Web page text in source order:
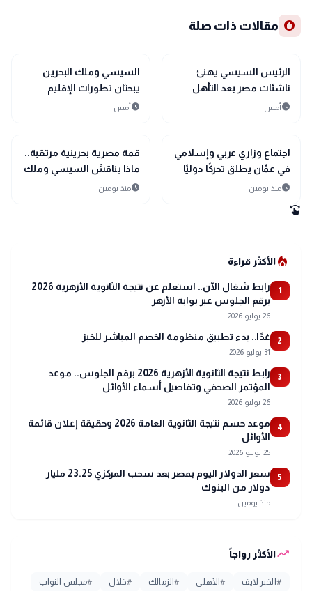
recommend مقالات ذات صلة
sports_soccer
رياضة
الرئيس السيسي يهنئ
ناشئات مصر بعد التأهل
التاريخي إلى نصف نهائي
scheduleأمس
bolt
عاجل
السيسي وملك البحرين
يبحثان تطورات الإقليم
ويؤكدان أولوية الحلول
scheduleأمس
bolt
عاجل
اجتماع وزاري عربي وإسلامي
في عمّان يطلق تحركًا دوليًا
لحماية القدس ومقدساتها
scheduleمنذ يومين
bolt
عاجل
قمة مصرية بحرينية مرتقبة..
ماذا يناقش السيسي وملك
البحرين؟
scheduleمنذ يومين
swipe
local_fire_departmentالأكثر قراءة
1
رابط شغال الآن.. استعلم عن نتيجة الثانوية الأزهرية 2026
برقم الجلوس عبر بوابة الأزهر
26 يوليو 2026
2 غدًا.. بدء تطبيق منظومة الخصم المباشر للخبز
31 يوليو 2026
3
رابط نتيجة الثانوية الأزهرية 2026 برقم الجلوس.. موعد
المؤتمر الصحفي وتفاصيل أسماء الأوائل
26 يوليو 2026
4
موعد حسم نتيجة الثانوية العامة 2026 وحقيقة إعلان قائمة
الأوائل
25 يوليو 2026
5
سعر الدولار اليوم بمصر بعد سحب المركزي 23.25 مليار
دولار من البنوك
منذ يومين
trending_upالأكثر رواجاً
#الخبر لايف #الأهلي #الزمالك #خلال #مجلس النواب